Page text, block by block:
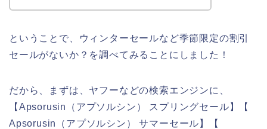
ということで、ウィンターセールなど季節限定の割引
セールがないか？を調べてみることにしました！
だから、まずは、ヤフーなどの検索エンジンに、
【Apsorusin（アプソルシン） スプリングセール】【
Apsorusin（アプソルシン） サマーセール】【